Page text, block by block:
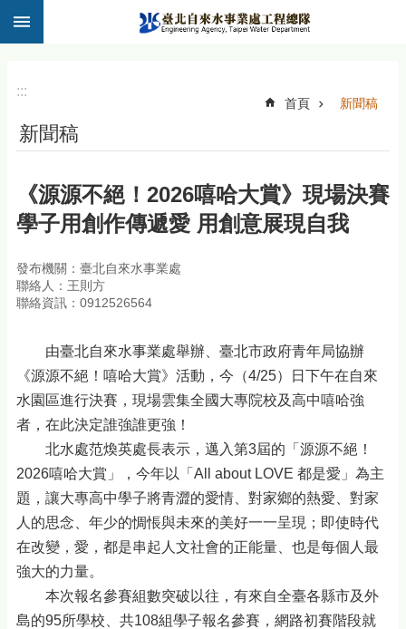
跳到主要內容區塊
:::
首頁 新聞稿
新聞稿
《源源不絕！2026嘻哈大賞》現場決賽
學子用創作傳遞愛 用創意展現自我
發布機關：臺北自來水事業處
聯絡人：王則方
聯絡資訊：0912526564
由臺北自來水事業處舉辦、臺北市政府青年局協辦
《源源不絕！嘻哈大賞》活動，今（4/25）日下午在自來
水園區進行決賽，現場雲集全國大專院校及高中嘻哈強
者，在此決定誰強誰更強！
北水處范煥英處長表示，邁入第3屆的「源源不絕！
2026嘻哈大賞」，今年以「All about LOVE 都是愛」為主
題，讓大專高中學子將青澀的愛情、對家鄉的熱愛、對家
人的思念、年少的惆悵與未來的美好一一呈現；即使時代
在改變，愛，都是串起人文社會的正能量、也是每個人最
強大的力量。
本次報名參賽組數突破以往，有來自全臺各縣市及外
島的95所學校、共108組學子報名參賽，網路初賽階段就